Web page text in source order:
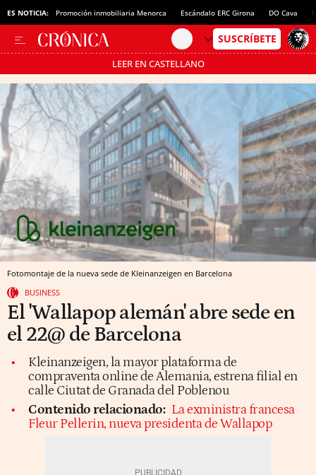
ES NOTICIA: Promoción inmobiliaria Menorca Escándalo ERC Girona DO Cava
LEER EN CASTELLANO
Pásate al MODO AHORRO
Fotomontaje de la nueva sede de Kleinanzeigen en Barcelona
BUSINESS
El 'Wallapop alemán' abre sede en
el 22@ de Barcelona
Kleinanzeigen, la mayor plataforma de
compraventa online de Alemania, estrena filial en
calle Ciutat de Granada del Poblenou
Contenido relacionado: La exministra francesa
Fleur Pellerin, nueva presidenta de Wallapop